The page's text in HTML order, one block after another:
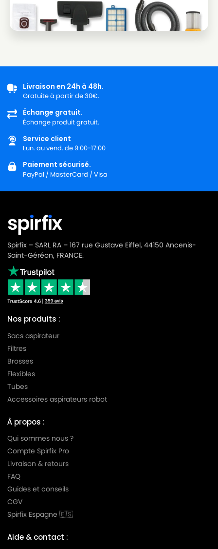
Livraison en 24h à 48h.
Gratuite à partir de 30€.
Échange gratuit.
Échange produit gratuit.
Service client
Lun. au vend. de 9:00-17:00
Paiement sécurisé.
PayPal / MasterCard / Visa
Spirfix – SARL RA – 167 rue Gustave Eiffel, 44150 Ancenis-
Saint-Géréon, FRANCE.
Nos produits :
Sacs aspirateur
Filtres
Brosses
Flexibles
Tubes
Accessoires aspirateurs robot
À propos :
Qui sommes nous ?
Compte Spirfix Pro
Livraison & retours
FAQ
Guides et conseils
CGV
Spirfix Espagne 🇪🇸
Aide & contact :